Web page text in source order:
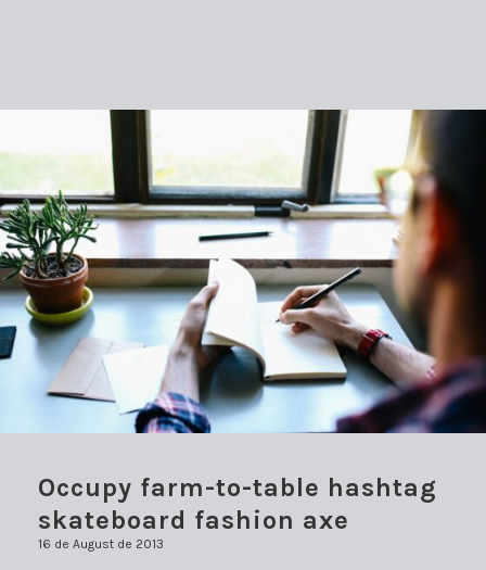
Occupy farm-to-table hashtag
skateboard fashion axe
16 de August de 2013